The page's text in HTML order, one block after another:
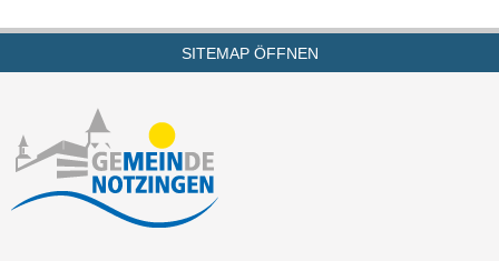
SITEMAP ÖFFNEN